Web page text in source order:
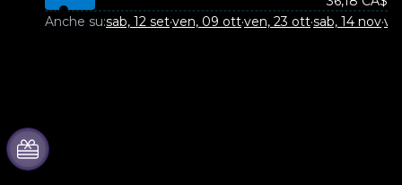
Anche su:sab, 12 set·ven, 09 ott·ven, 23 ott·sab, 14 nov·